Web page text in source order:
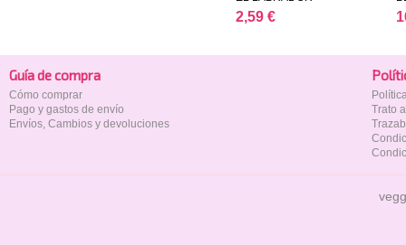
2,59 €
Guía de compra
Cómo comprar
Pago y gastos de envío
Envíos, Cambios y devoluciones
Trato